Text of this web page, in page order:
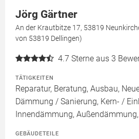
Jörg Gärtner
An der Krautbitze 17, 53819
von 53819 Dellingen)
4.7 Sterne aus 3
TÄTIGKEITEN
Reparatur, Beratung, Ausbau,
Dämmung / Sanierung, Kern- /
Innendämmung,
GEBÄUDETEILE